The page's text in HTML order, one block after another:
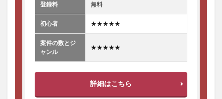
登録料 無料
初心者 ★★★★★
案件の数とジ
ャンル
★★★★★
詳細はこちら